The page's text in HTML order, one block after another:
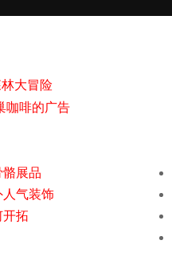
大冒险
咖啡的广告
展品
气装饰
拓